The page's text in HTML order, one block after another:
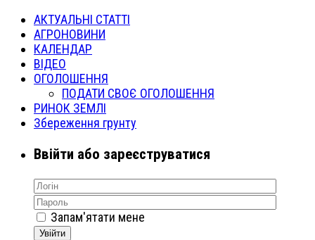
АКТУАЛЬНІ СТАТТІ
АГРОНОВИНИ
КАЛЕНДАР
ВІДЕО
ОГОЛОШЕННЯ
ПОДАТИ СВОЄ ОГОЛОШЕННЯ
РИНОК ЗЕМЛІ
Збереження грунту
Ввійти або зареєструватися
Запам'ятати мене
Увійти